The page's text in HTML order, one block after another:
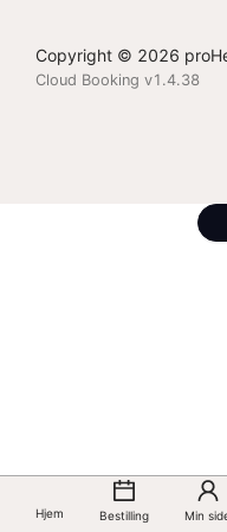
Copyright © 2026
Cloud Booking v1.4.38
Hjem Bestilling Min